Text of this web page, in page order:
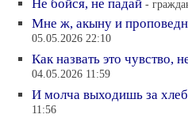
Не бойся, не падай -
Мне ж, акыну и
05.05.2026 22:10
Как назвать это чувство,
04.05.2026 11:59
И молча выходишь за
11:56